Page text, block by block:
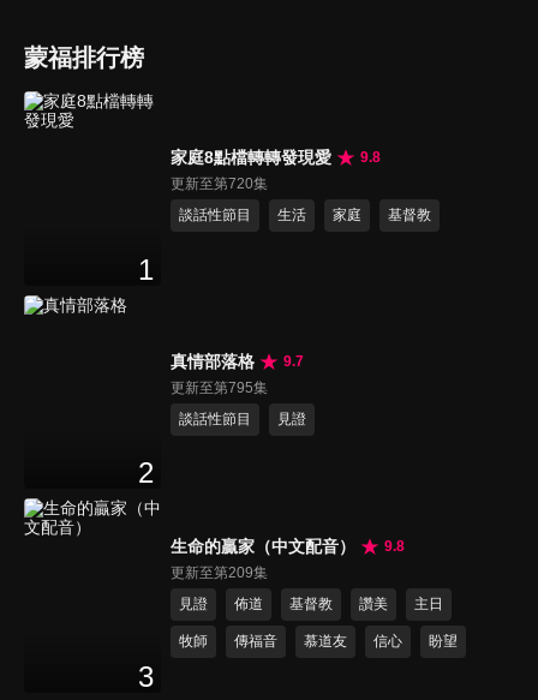
蒙福排行榜
1
家庭8點檔轉轉發現愛
9.8
更新至第720集
談話性節目
生活 家庭 基督教
2
真情部落格
9.7
更新至第795集
談話性節目
見證
3
生命的贏家（中文配音）
9.8
更新至第209集
見證
佈道 基督教 讚美 主日
牧師 傳福音 慕道友 信心 盼望